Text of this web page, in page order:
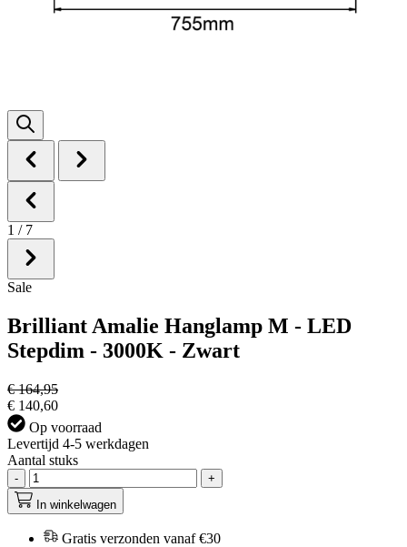
1 / 7
Sale
Brilliant Amalie Hanglamp M - LED
Stepdim - 3000K - Zwart
€ 164,95
€ 140,60
Op voorraad
Levertijd 4-5 werkdagen
Aantal stuks
-
+
In winkelwagen
Gratis verzonden vanaf €30